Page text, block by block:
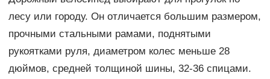
лесу или городу. Он отличается большим размером,
прочными стальными рамами, поднятыми
рукоятками руля, диаметром колес меньше 28
дюймов, средней толщиной шины, 32-36 спицами.